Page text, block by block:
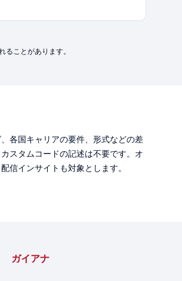
ることがあります。
各国キャリアの要件、形式などの差
スタムコードの記述は不要です。オ
信インサイトも対象とします。
ガイアナ